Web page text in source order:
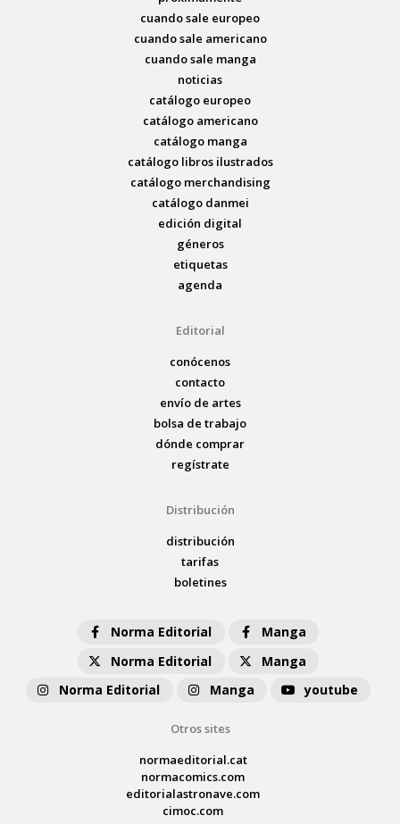
cuando sale europeo
cuando sale americano
cuando sale manga
noticias
catálogo europeo
catálogo americano
catálogo manga
catálogo libros ilustrados
catálogo merchandising
catálogo danmei
edición digital
géneros
etiquetas
agenda
Editorial
conócenos
contacto
envío de artes
bolsa de trabajo
dónde comprar
regístrate
Distribución
distribución
tarifas
boletines
Norma Editorial
Manga
Norma Editorial
Manga
Norma Editorial
Manga youtube
Otros sites
normaeditorial.cat
normacomics.com
editorialastronave.com
cimoc.com